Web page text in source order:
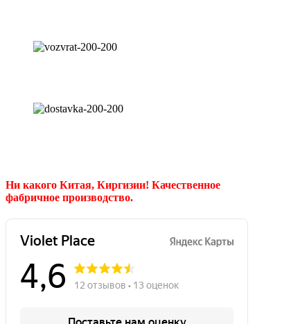
Ни какого Китая, Киргизии! Качественное
фабричное производство.